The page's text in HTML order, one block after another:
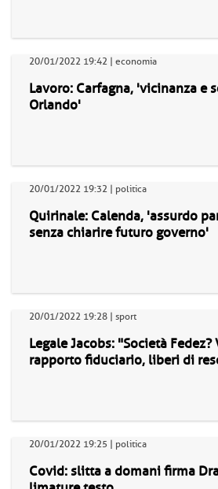
20/01/2022 19:42 | economia
Lavoro: Carfagna, 'vicinanza e
Orlando'
20/01/2022 19:32 | politica
Quirinale: Calenda, 'assurdo
senza chiarire futuro governo'
20/01/2022 19:28 | sport
Legale Jacobs: "Società
rapporto fiduciario, liberi di
20/01/2022 19:25 | politica
Covid: slitta a domani firma